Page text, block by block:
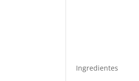
Ingredientes